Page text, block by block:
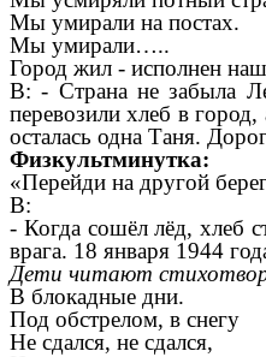
Мы умирали на постах.
Мы умирали…..
Город жил - исполнен
В: - Страна не забыла
перевозили хлеб в
осталась одна Таня.
Физкультминутка:
«Перейди на другой
В:
- Когда сошёл лёд, хлеб
врага. 18 января 1944
Дети читают
В блокадные дни.
Под обстрелом, в снегу
Не сдался, не сдался,